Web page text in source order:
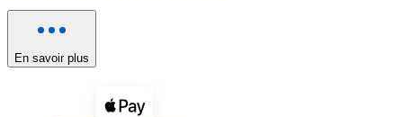
Voir toutes
Coupons crypto
En savoir plus